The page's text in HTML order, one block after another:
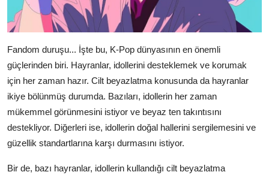
Fandom duruşu... İşte bu, K-Pop dünyasının en önemli
güçlerinden biri. Hayranlar, idollerini desteklemek ve korumak
için her zaman hazır. Cilt beyazlatma konusunda da hayranlar
ikiye bölünmüş durumda. Bazıları, idollerin her zaman
mükemmel görünmesini istiyor ve beyaz ten takıntısını
destekliyor. Diğerleri ise, idollerin doğal hallerini sergilemesini ve
güzellik standartlarına karşı durmasını istiyor.
Bir de, bazı hayranlar, idollerin kullandığı cilt beyazlatma